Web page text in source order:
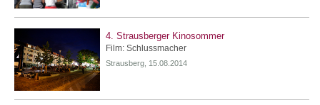
4. Strausberger Kinosommer
Film: Schlussmacher
Strausberg, 15.08.2014